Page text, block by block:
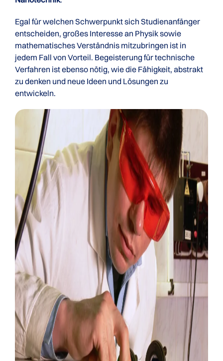
Egal für welchen Schwerpunkt sich Studienanfänger
entscheiden, großes Interesse an Physik sowie
mathematisches Verständnis mitzubringen ist in
jedem Fall von Vorteil. Begeisterung für technische
Verfahren ist ebenso nötig, wie die Fähigkeit, abstrakt
zu denken und neue Ideen und Lösungen zu
entwickeln.